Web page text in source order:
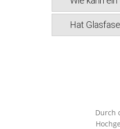
Hat
Durch